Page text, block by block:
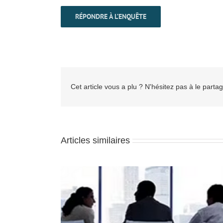
RÉPONDRE À L’ENQUÊTE
Cet article vous a plu ? N'hésitez pas à le
Articles similaires